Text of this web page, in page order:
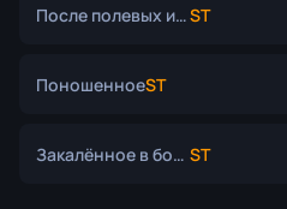
После полевых испытанийST
ПоношенноеST
Закалённое в боях ST